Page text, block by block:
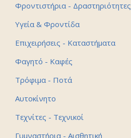
Φροντιστήρια - Δραστηριότητες
Υγεία & Φροντίδα
Επιχειρήσεις - Καταστήματα
Φαγητό - Καφές
Τρόφιμα - Ποτά
Αυτοκίνητο
Τεχνίτες - Τεχνικοί
Γυμναστήρια - Αισθητική